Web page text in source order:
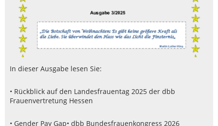
In dieser Ausgabe lesen Sie:
• Rückblick auf den Landesfrauentag 2025 der dbb
Frauenvertretung Hessen
• Gender Pay Gap• dbb Bundesfrauenkongress 2026